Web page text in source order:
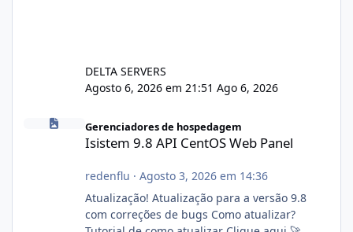
DELTA SERVERS
Agosto 6, 2026 em 21:51 Ago 6, 2026
Isistem 9.8 API CentOS Web Panel
Gerenciadores de hospedagem
Isistem 9.8 API CentOS Web Panel
redenflu · Agosto 3, 2026 em 14:36
Atualização! Atualização para a versão 9.8
com correções de bugs Como atualizar?